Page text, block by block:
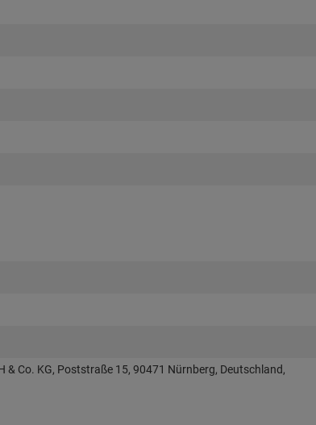
& Co. KG, Poststraße 15, 90471 Nürnberg, Deutschland,